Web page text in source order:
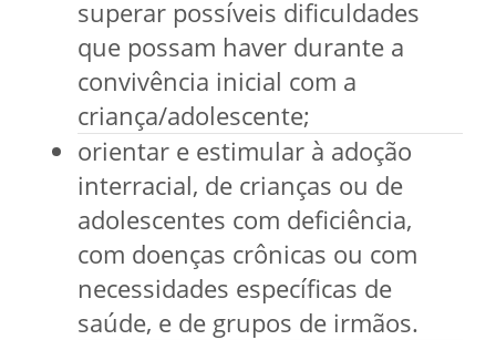
superar possíveis dificuldades
que possam haver durante a
convivência inicial com a
criança/adolescente;
orientar e estimular à adoção
interracial, de crianças ou de
adolescentes com deficiência,
com doenças crônicas ou com
necessidades específicas de
saúde, e de grupos de irmãos.